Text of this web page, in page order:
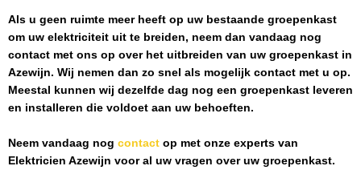
Als u geen ruimte meer heeft op uw bestaande groepenkast
om uw elektriciteit uit te breiden, neem dan vandaag nog
contact met ons op over het uitbreiden van uw groepenkast in
Azewijn. Wij nemen dan zo snel als mogelijk contact met u op.
Meestal kunnen wij dezelfde dag nog een groepenkast leveren
en installeren die voldoet aan uw behoeften.
Neem vandaag nog contact op met onze experts van
Elektricien Azewijn voor al uw vragen over uw groepenkast.